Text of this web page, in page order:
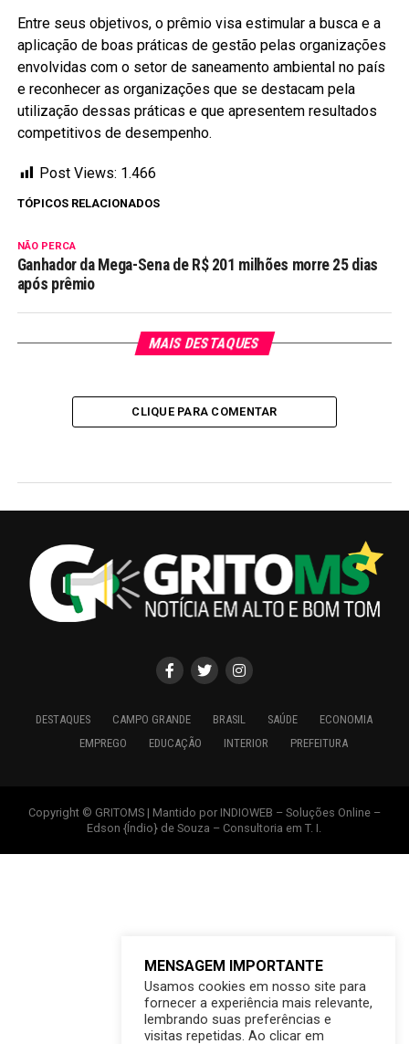
Entre seus objetivos, o prêmio visa estimular a busca e a
aplicação de boas práticas de gestão pelas organizações
envolvidas com o setor de saneamento ambiental no país
e reconhecer as organizações que se destacam pela
utilização dessas práticas e que apresentem resultados
competitivos de desempenho.
Post Views: 1.466
TÓPICOS RELACIONADOS
NÃO PERCA
Ganhador da Mega-Sena de R$ 201 milhões morre 25 dias
após prêmio
MAIS DESTAQUES
CLIQUE PARA COMENTAR
DESTAQUES CAMPO GRANDE BRASIL SAÚDE
ECONOMIA
EMPREGO
EDUCAÇÃO INTERIOR PREFEITURA
Copyright © GRITOMS | Mantido por INDIOWEB – Soluções Online –
Edson {Índio} de Souza – Consultoria em T. I.
MENSAGEM IMPORTANTE
Usamos cookies em nosso site para
fornecer a experiência mais relevante,
lembrando suas preferências e
visitas repetidas. Ao clicar em